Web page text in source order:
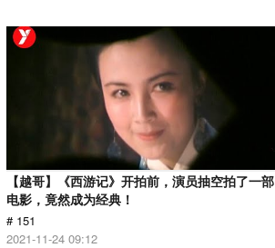
【越哥】《西游记》开拍前，演员抽空拍了一部
电影，竟然成为经典！
# 151
2021-11-24 09:12